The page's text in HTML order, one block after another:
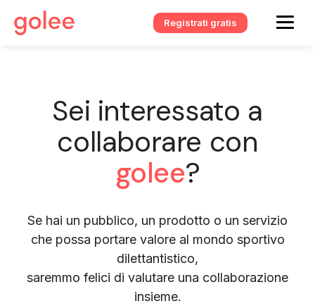
Registrati gratis
Sei interessato a
collaborare con
golee?
Se hai un pubblico, un prodotto o un servizio
che possa portare valore al mondo sportivo
dilettantistico,
saremmo felici di valutare una collaborazione
insieme.